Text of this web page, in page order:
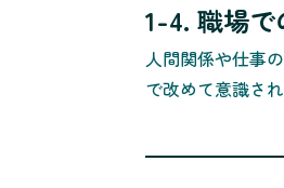
1-4. 職場で
人間関係や仕事
で改めて意識さ